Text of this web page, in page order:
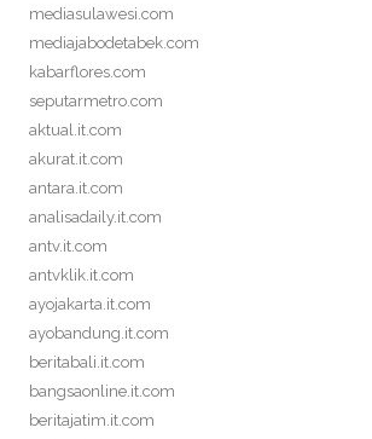
mediasulawesi.com
mediajabodetabek.com
kabarflores.com
seputarmetro.com
aktual.it.com
akurat.it.com
antara.it.com
analisadaily.it.com
antv.it.com
antvklik.it.com
ayojakarta.it.com
ayobandung.it.com
beritabali.it.com
bangsaonline.it.com
beritajatim.it.com